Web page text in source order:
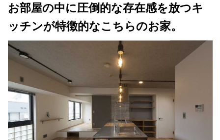
お部屋の中に圧倒的な存在感を放つキ
ッチンが特徴的なこちらのお家。